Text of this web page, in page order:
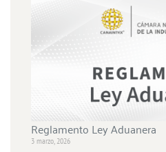
Reglamento Ley Aduanera
3 marzo, 2026